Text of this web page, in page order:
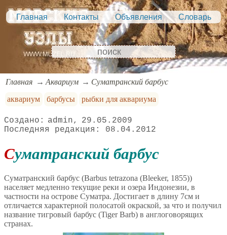
Главная Контакты Объявления Словарь
Главная Аквариум
Суматранский барбус
аквариум
барбусы рыбки для аквариума
admin
29.05.2009
08.04.2012
Суматранский барбус
Суматранский барбус (Barbus tetrazona (Bleeker, 1855))
населяет медленно текущие реки и озера Индонезии, в
частности на острове Суматра. Достигает в длину 7см и
отличается характерной полосатой окраской, за что и получил
название тигровый барбус (Tiger Barb) в англоговорящих
странах.